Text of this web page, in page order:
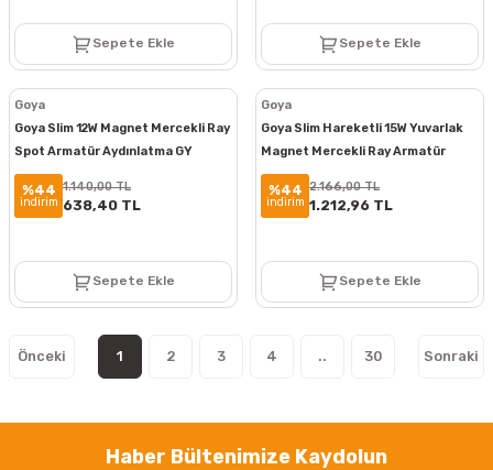
Sepete Ekle Sepete Ekle
Goya
Goya Slim 12W Magnet Mercekli Ray
Spot Armatür Aydınlatma GY
2073-12
%44
indirim
1.140,00 TL
638,40 TL
Sepete Ekle
Goya
Goya Slim Hareketli 15W Yuvarlak
Magnet Mercekli Ray Armatür
Aydınlatma GY 2080
%44
indirim
2.166,00 TL
1.212,96 TL
Sepete Ekle
1 2 3 4 .. 30
Haber Bültenimize Kaydolun